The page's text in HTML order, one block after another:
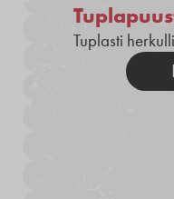
Tuplasti